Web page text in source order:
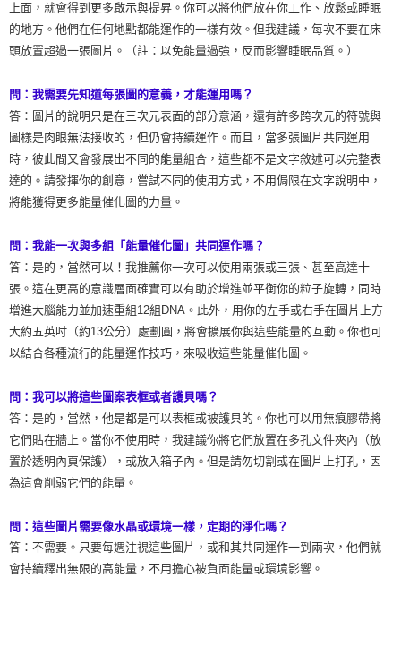
上面，就會得到更多啟示與提昇。你可以將他們放在你工作、放鬆或睡眠
的地方。他們在任何地點都能運作的一樣有效。但我建議，每次不要在床
頭放置超過一張圖片。（註：以免能量過強，反而影響睡眠品質。）
問：我需要先知道每張圖的意義，才能運用嗎？
答：圖片的說明只是在三次元表面的部分意涵，還有許多跨次元的符號與
圖樣是肉眼無法接收的，但仍會持續運作。而且，當多張圖片共同運用
時，彼此間又會發展出不同的能量組合，這些都不是文字敘述可以完整表
達的。請發揮你的創意，嘗試不同的使用方式，不用侷限在文字說明中，
將能獲得更多能量催化圖的力量。
問：我能一次與多組「能量催化圖」共同運作嗎？
答：是的，當然可以！我推薦你一次可以使用兩張或三張、甚至高達十
張。這在更高的意識層面確實可以有助於增進並平衡你的粒子旋轉，同時
增進大腦能力並加速重組12組DNA。此外，用你的左手或右手在圖片上方
大約五英吋（約13公分）處劃圓，將會擴展你與這些能量的互動。你也可
以結合各種流行的能量運作技巧，來吸收這些能量催化圖。
問：我可以將這些圖案表框或者護貝嗎？
答：是的，當然，他是都是可以表框或被護貝的。你也可以用無痕膠帶將
它們貼在牆上。當你不使用時，我建議你將它們放置在多孔文件夾內（放
置於透明內頁保護），或放入箱子內。但是請勿切割或在圖片上打孔，因
為這會削弱它們的能量。
問：這些圖片需要像水晶或環境一樣，定期的淨化嗎？
答：不需要。只要每週注視這些圖片，或和其共同運作一到兩次，他們就
會持續釋出無限的高能量，不用擔心被負面能量或環境影響。